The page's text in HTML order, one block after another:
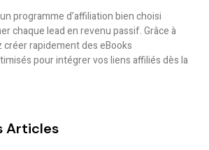
programme d’affiliation bien choisi
chaque lead en revenu passif. Grâce à
créer rapidement des eBooks
pour intégrer vos liens affiliés dès la
Articles